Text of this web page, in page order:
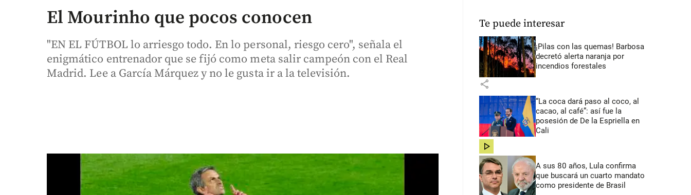
El Mourinho que pocos conocen
"EN EL FÚTBOL lo arriesgo todo. En lo personal, riesgo cero", señala el
enigmático entrenador que se fijó como meta salir campeón con el Real
Madrid. Lee a García Márquez y no le gusta ir a la televisión.
Te puede interesar
¡Pilas con las quemas! Barbosa
decretó alerta naranja por
incendios forestales
share
“La coca dará paso al coco, al
cacao, al café”: así fue la
posesión de De la Espriella en
Cali
share
A sus 80 años, Lula confirma
que buscará un cuarto mandato
como presidente de Brasil